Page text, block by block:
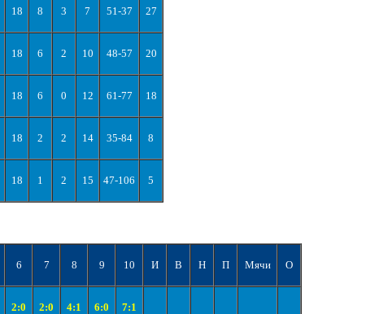
18 8 3 7 51-37 27
18 6 2 10 48-57 20
18 6 0 12 61-77 18
18 2 2 14 35-84 8
18 1 2 15 47-106 5
6 7 8 9 10 И В Н П Мячи О
2:0 2:0 4:1 6:0 7:1